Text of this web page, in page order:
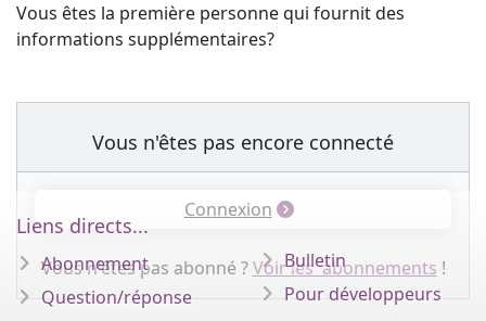
Vous êtes la première personne qui fournit des
informations supplémentaires?
Vous n'êtes pas encore connecté
Connexion
Vous n'êtes pas abonné ?Voir les abonnements !
Liens directs...
Abonnement
Question/réponse
Bulletin
Pour développeurs